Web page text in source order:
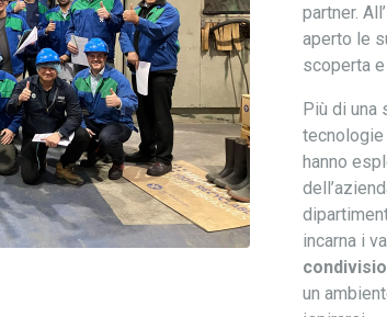
partner.
aperto le
scoperta
Più di una
tecnologie
hanno
incarna i
un